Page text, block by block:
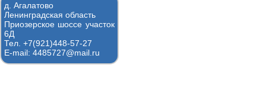
д. Агалатово
Ленинградская область
Приозерское шоссе участок
6Д
Тел. +7(921)448-57-27
E-mail: 4485727@mail.ru